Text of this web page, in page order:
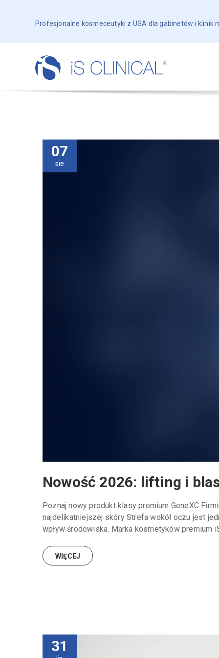
Profesjonalne kosmeceutyki z USA dla gabinetów i klinik
07
sie
Nowość 2026: lifting i
Poznaj nowy produkt klasy premium GeneXC
najdelikatniejszej skóry Strefa wokół oczu jest
wpływ środowiska. Marka kosmetyków premium
WIĘCEJ
31